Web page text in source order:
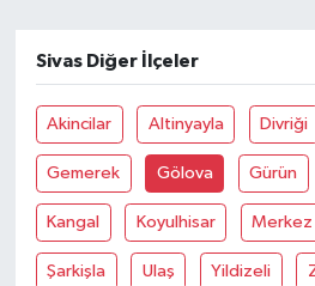
Sivas Diğer İlçeler
Akincilar Altinyayla Divriği
Gemerek Gölova Gürün
Kangal Koyulhisar Merkez
Şarkişla Ulaş Yildizeli